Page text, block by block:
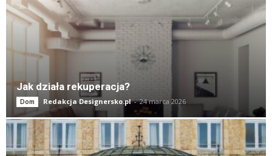
Jak działa rekuperacja?
Dom Redakcja Designersko.pl - 24 marca 2026